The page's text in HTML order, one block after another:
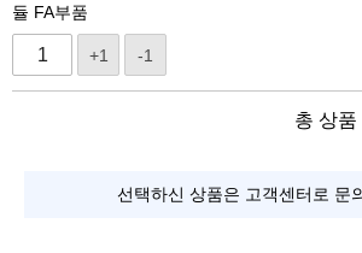
듈 FA부품
+1 -1
총 상품
선택하신 상품은 고객센터로 문